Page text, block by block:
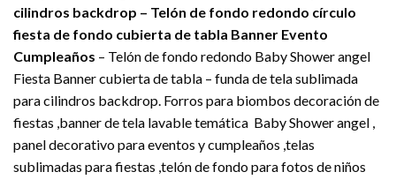
cilindros backdrop – Telón de fondo redondo círculo
fiesta de fondo cubierta de tabla Banner Evento
Cumpleaños – Telón de fondo redondo Baby Shower angel
Fiesta Banner cubierta de tabla – funda de tela sublimada
para cilindros backdrop. Forros para biombos decoración de
fiestas ,banner de tela lavable temática Baby Shower angel ,
panel decorativo para eventos y cumpleaños ,telas
sublimadas para fiestas ,telón de fondo para fotos de niños